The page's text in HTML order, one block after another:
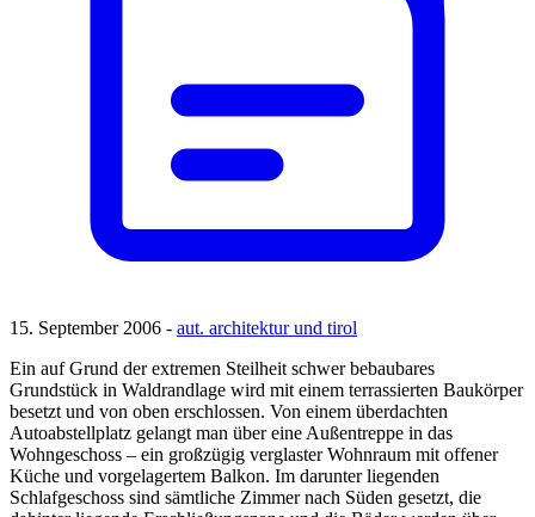
15. September 2006 - aut. architektur und tirol
Ein auf Grund der extremen Steilheit schwer bebaubares
Grundstück in Waldrandlage wird mit einem terrassierten Baukörper
besetzt und von oben erschlossen. Von einem überdachten
Autoabstellplatz gelangt man über eine Außentreppe in das
Wohngeschoss – ein großzügig verglaster Wohnraum mit offener
Küche und vorgelagertem Balkon. Im darunter liegenden
Schlafgeschoss sind sämtliche Zimmer nach Süden gesetzt, die